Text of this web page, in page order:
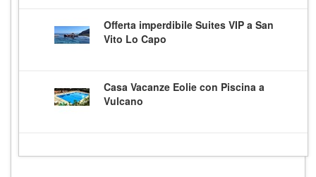
Offerta imperdibile Suites VIP a San
Vito Lo Capo
Casa Vacanze Eolie con Piscina a
Vulcano